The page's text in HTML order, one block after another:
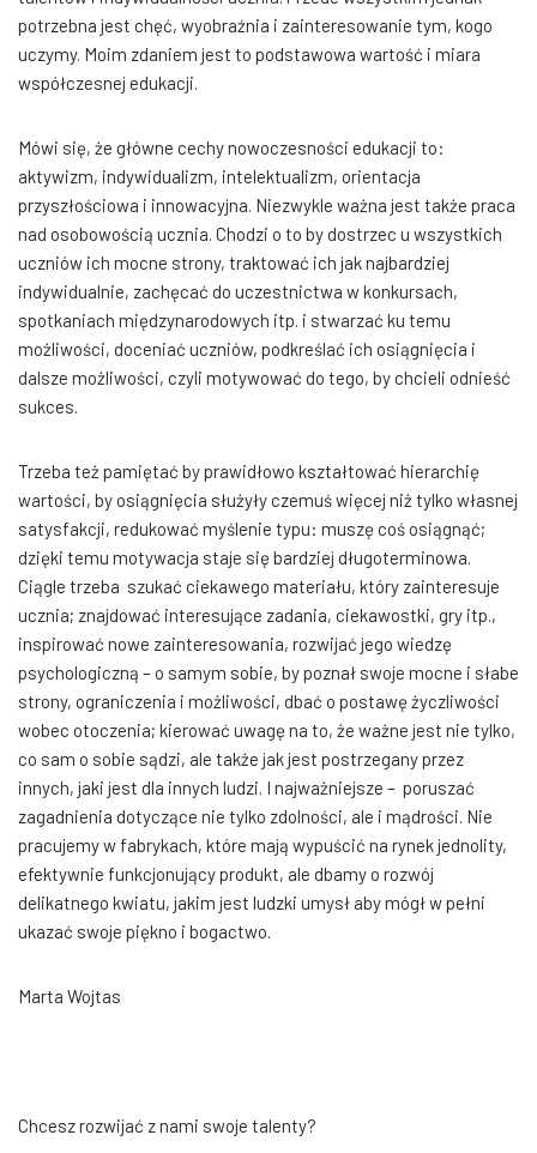
potrzebna jest chęć, wyobraźnia i zainteresowanie tym, kogo
uczymy. Moim zdaniem jest to podstawowa wartość i miara
współczesnej edukacji.
Mówi się, że główne cechy nowoczesności edukacji to:
aktywizm, indywidualizm, intelektualizm, orientacja
przyszłościowa i innowacyjna. Niezwykle ważna jest także praca
nad osobowością ucznia. Chodzi o to by dostrzec u wszystkich
uczniów ich mocne strony, traktować ich jak najbardziej
indywidualnie, zachęcać do uczestnictwa w konkursach,
spotkaniach międzynarodowych itp. i stwarzać ku temu
możliwości, doceniać uczniów, podkreślać ich osiągnięcia i
dalsze możliwości, czyli motywować do tego, by chcieli odnieść
sukces.
Trzeba też pamiętać by prawidłowo kształtować hierarchię
wartości, by osiągnięcia służyły czemuś więcej niż tylko własnej
satysfakcji, redukować myślenie typu: muszę coś osiągnąć;
dzięki temu motywacja staje się bardziej długoterminowa.
Ciągle trzeba szukać ciekawego materiału, który zainteresuje
ucznia; znajdować interesujące zadania, ciekawostki, gry itp.,
inspirować nowe zainteresowania, rozwijać jego wiedzę
psychologiczną – o samym sobie, by poznał swoje mocne i słabe
strony, ograniczenia i możliwości, dbać o postawę życzliwości
wobec otoczenia; kierować uwagę na to, że ważne jest nie tylko,
co sam o sobie sądzi, ale także jak jest postrzegany przez
innych, jaki jest dla innych ludzi. I najważniejsze – poruszać
zagadnienia dotyczące nie tylko zdolności, ale i mądrości. Nie
pracujemy w fabrykach, które mają wypuścić na rynek jednolity,
efektywnie funkcjonujący produkt, ale dbamy o rozwój
delikatnego kwiatu, jakim jest ludzki umysł aby mógł w pełni
ukazać swoje piękno i bogactwo.
Marta Wojtas
Chcesz rozwijać z nami swoje talenty?